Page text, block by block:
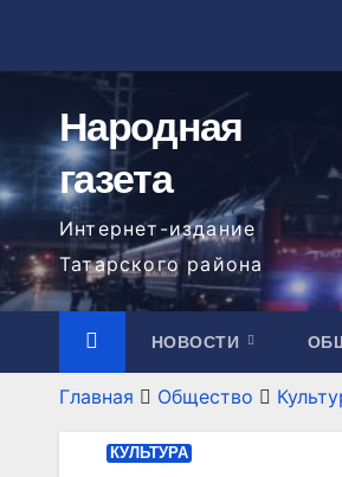
содержимому
Народная
газета
Интернет-издание
Татарского района
НОВОСТИ
Главная Общество
КУЛЬТУРА